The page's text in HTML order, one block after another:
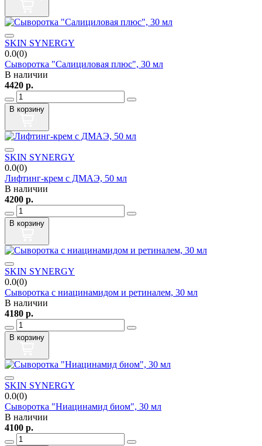
SKIN SYNERGY
0.0(0)
Сыворотка "Салициловая плюс", 30 мл
В наличии
4420 р.
В корзину
SKIN SYNERGY
0.0(0)
Лифтинг-крем c ДМАЭ, 50 мл
В наличии
4200 р.
В корзину
SKIN SYNERGY
0.0(0)
Сыворотка с ниацинамидом и ретиналем, 30 мл
В наличии
4180 р.
В корзину
SKIN SYNERGY
0.0(0)
Сыворотка "Ниацинамид биом", 30 мл
В наличии
4100 р.